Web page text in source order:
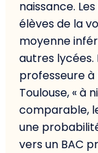
naissance.
élèves de la
moyenne
autres lycées.
professeure à
Toulouse, « à
comparable,
une
vers un BAC